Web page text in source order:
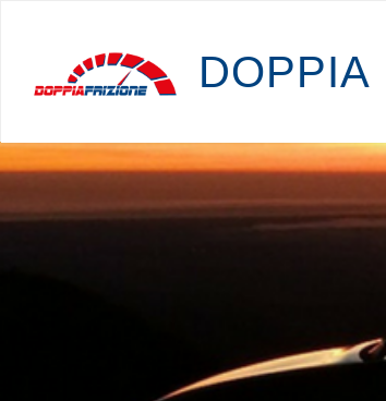
DOPPIA